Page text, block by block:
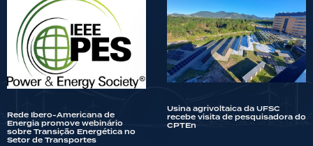
Rede Ibero-Americana de
Energia promove webinário
sobre Transição Energética no
Setor de Transportes
Usina agrivoltaica da UFSC
recebe visita de pesquisadora do
CPTEn